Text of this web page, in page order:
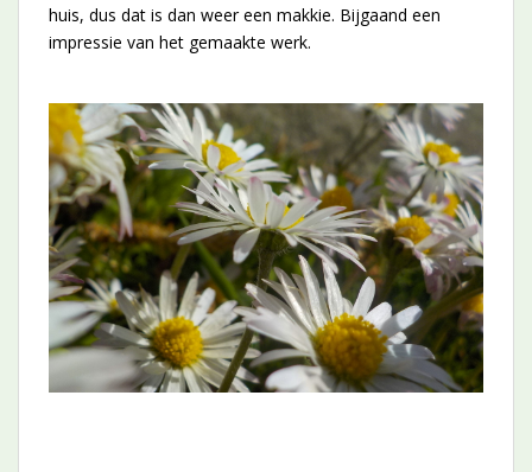
huis, dus dat is dan weer een makkie. Bijgaand een
impressie van het gemaakte werk.